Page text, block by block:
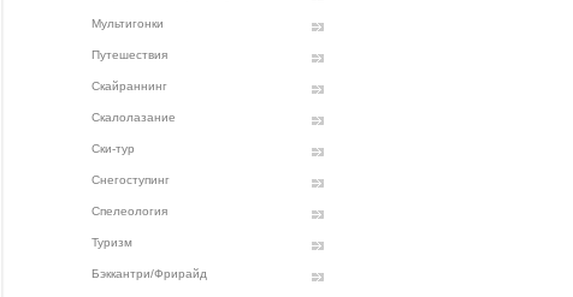
Мультигонки
Путешествия
Скайраннинг
Скалолазание
Ски-тур
Снегоступинг
Спелеология
Туризм
Бэккантри/Фрирайд